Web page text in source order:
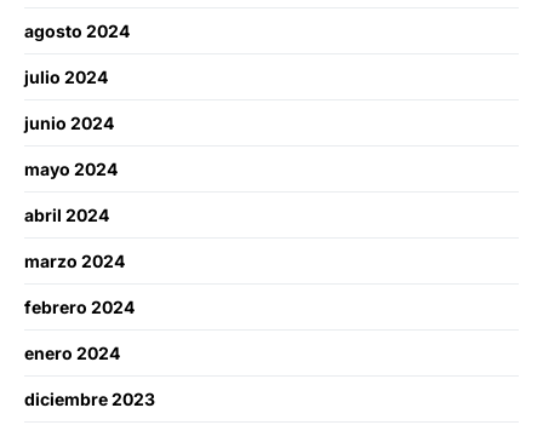
agosto 2024
julio 2024
junio 2024
mayo 2024
abril 2024
marzo 2024
febrero 2024
enero 2024
diciembre 2023